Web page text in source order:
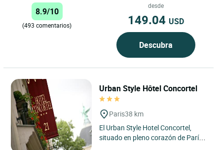
Renovado y con aire
acondicionado,...
8.9/10
(493 comentarios)
desde
149.04 USD
Descubra
Urban Style Hôtel Concortel
Paris38 km
El Urban Style Hotel Concortel,
situado en pleno corazón de París,